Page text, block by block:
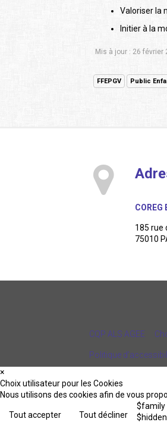
Valoriser la
Initier à la
Mis à jour : 26 février
FFEPGV Public
COREG
185 rue
75010
CQP ALS AGEE
Politique
×
Choix utilisateur pour les Cookies
Nous utilisons des cookies afin de vous
Tout accepter Tout décliner
$family
$hidden